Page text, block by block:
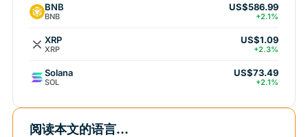
BNB
BNB
US$586.99
+2.1%
XRP
XRP
US$1.09
+2.3%
Solana
SOL
US$73.49
+2.1%
阅读本文的语言...